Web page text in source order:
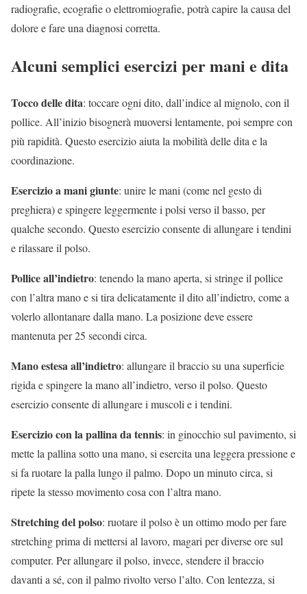
radiografie, ecografie o elettromiografie, potrà capire la causa del
dolore e fare una diagnosi corretta.
Alcuni semplici esercizi per mani e dita
Tocco delle dita: toccare ogni dito, dall’indice al mignolo, con il
pollice. All’inizio bisognerà muoversi lentamente, poi sempre con
più rapidità. Questo esercizio aiuta la mobilità delle dita e la
coordinazione.
Esercizio a mani giunte: unire le mani (come nel gesto di
preghiera) e spingere leggermente i polsi verso il basso, per
qualche secondo. Questo esercizio consente di allungare i tendini
e rilassare il polso.
Pollice all’indietro: tenendo la mano aperta, si stringe il pollice
con l’altra mano e si tira delicatamente il dito all’indietro, come a
volerlo allontanare dalla mano. La posizione deve essere
mantenuta per 25 secondi circa.
Mano estesa all’indietro: allungare il braccio su una superficie
rigida e spingere la mano all’indietro, verso il polso. Questo
esercizio consente di allungare i muscoli e i tendini.
Esercizio con la pallina da tennis: in ginocchio sul pavimento, si
mette la pallina sotto una mano, si esercita una leggera pressione e
si fa ruotare la palla lungo il palmo. Dopo un minuto circa, si
ripete la stesso movimento cosa con l’altra mano.
Stretching del polso: ruotare il polso è un ottimo modo per fare
stretching prima di mettersi al lavoro, magari per diverse ore sul
computer. Per allungare il polso, invece, stendere il braccio
davanti a sé, con il palmo rivolto verso l’alto. Con lentezza, si